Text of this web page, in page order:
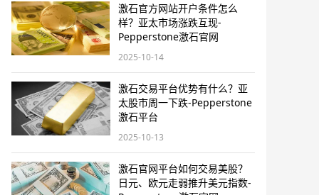
激石官方网站开户条件怎么
样？亚太市场涨跌互现-
Pepperstone激石官网
2025-10-14
激石交易平台优势有什么？亚
太股市周一下跌-Pepperstone
激石平台
2025-10-13
激石官网平台如何交易美股？
日元、欧元走弱推升美元指数-